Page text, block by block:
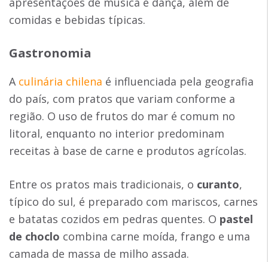
comidas e bebidas típicas.
Gastronomia
A culinária chilena é influenciada pela geografia
do país, com pratos que variam conforme a
região. O uso de frutos do mar é comum no
litoral, enquanto no interior predominam
receitas à base de carne e produtos agrícolas.
Entre os pratos mais tradicionais, o curanto,
típico do sul, é preparado com mariscos, carnes
e batatas cozidos em pedras quentes. O pastel
de choclo combina carne moída, frango e uma
camada de massa de milho assada.